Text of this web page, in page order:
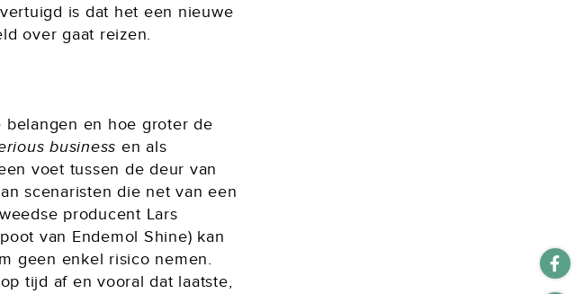
is dat het een nieuwe
over gaat reizen.
en hoe groter de
business en als
voet tussen de deur van
scenaristen die net van een
producent Lars
van Endemol Shine) kan
geen enkel risico nemen.
tijd af en vooral dat laatste,